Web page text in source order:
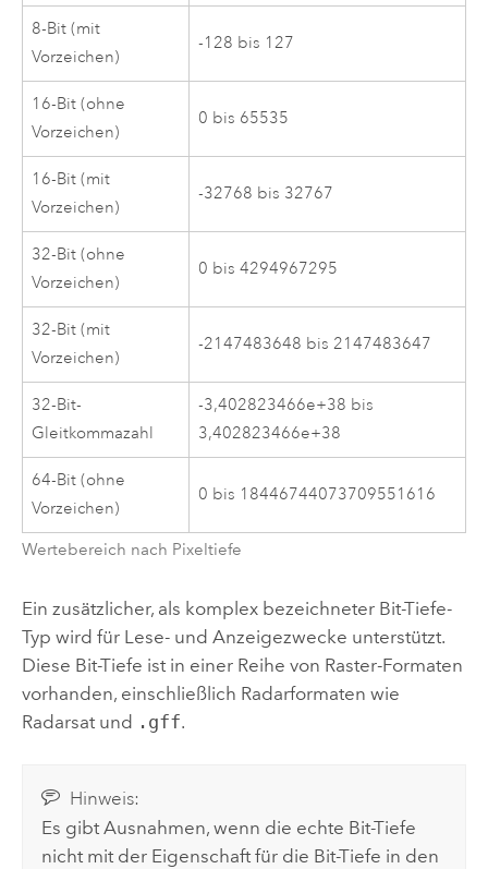
8-Bit (mit
Vorzeichen)
-128 bis 127
16-Bit (ohne
Vorzeichen)
0 bis 65535
16-Bit (mit
Vorzeichen)
-32768 bis 32767
32-Bit (ohne
Vorzeichen)
0 bis 4294967295
32-Bit (mit
Vorzeichen)
-2147483648 bis 2147483647
32-Bit-
Gleitkommazahl
-3,402823466e+38 bis
3,402823466e+38
64-Bit (ohne
Vorzeichen)
0 bis 18446744073709551616
Wertebereich nach Pixeltiefe
Ein zusätzlicher, als komplex bezeichneter Bit-Tiefe-
Typ wird für Lese- und Anzeigezwecke unterstützt.
Diese Bit-Tiefe ist in einer Reihe von Raster-Formaten
vorhanden, einschließlich Radarformaten wie
Radarsat und .gff.
Hinweis:
Es gibt Ausnahmen, wenn die echte Bit-Tiefe
nicht mit der Eigenschaft für die Bit-Tiefe in den